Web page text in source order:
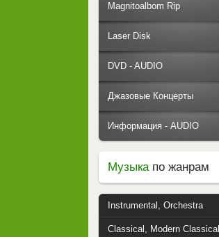
Magnitoalbom Rip
Laser Disk
DVD - AUDIO
Джазовые Концерты
Информация - AUDIO
Музыкапо жанрам
Instrumental, Orchestra
Classical, Modern Classical